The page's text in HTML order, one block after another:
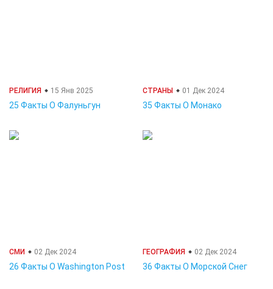
РЕЛИГИЯ 15 Янв 2025
25 Факты О Фалуньгун
СТРАНЫ 01 Дек 2024
35 Факты О Монако
СМИ 02 Дек 2024
26 Факты О Washington Post
ГЕОГРАФИЯ 02 Дек 2024
36 Факты О Морской Снег